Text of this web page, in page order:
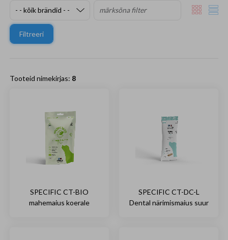
Filtreeri
Tooteid nimekirjas: 8
SPECIFIC CT-BIO
mahemaius koerale
SPECIFIC CT-DC-L
Dental närimismaius suur